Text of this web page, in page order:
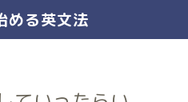
める英文法